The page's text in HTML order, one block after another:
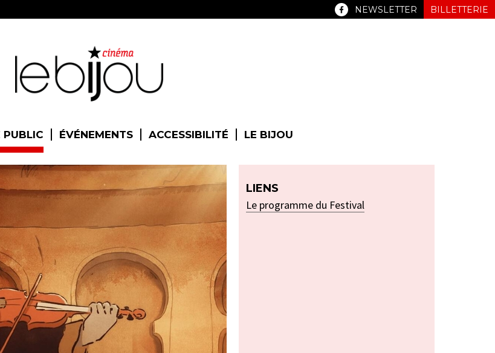
NEWSLETTER BILLETTERIE
PUBLIC ÉVÉNEMENTS ACCESSIBILITÉ LE BIJOU
LIENS
Le programme du Festival